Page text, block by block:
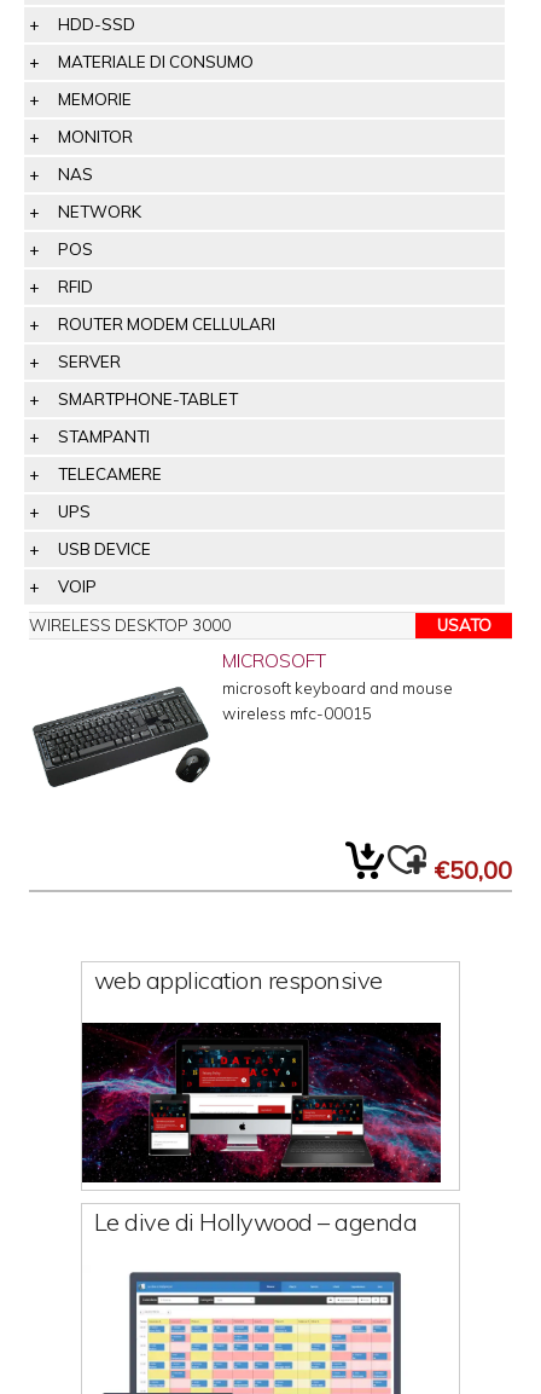
HDD-SSD
MATERIALE DI CONSUMO
MEMORIE
MONITOR
NAS
NETWORK
POS
RFID
ROUTER MODEM CELLULARI
SERVER
SMARTPHONE-TABLET
STAMPANTI
TELECAMERE
UPS
USB DEVICE
VOIP
WIRELESS DESKTOP 3000
USATO
MICROSOFT
microsoft keyboard and mouse
wireless mfc-00015
€50,00
web application responsive
Le dive di Hollywood – agenda